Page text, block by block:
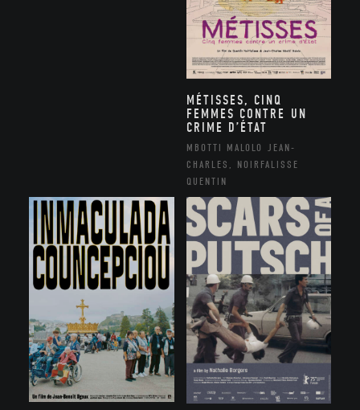
MÉTISSES, CINQ
FEMMES CONTRE UN
CRIME D’ÉTAT
MBOTTI MALOLO JEAN-
CHARLES, NOIRFALISSE
QUENTIN